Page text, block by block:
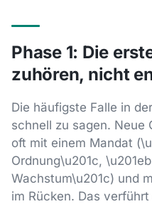
Phase 1: Die
zuhören, nicht
Die häufigste Falle in
schnell zu sagen. Neue
oft mit einem Mandat
Ordnung\u201c,
Wachstum\u201c) und
im Rücken. Das